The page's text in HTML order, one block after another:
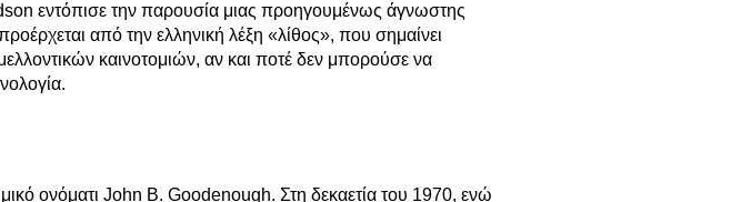
εντόπισε την παρουσία μιας προηγουμένως άγνωστης
από την ελληνική λέξη «λίθος», που σημαίνει
καινοτομιών, αν και ποτέ δεν μπορούσε να
ονόματι John B. Goodenough. Στη δεκαετία του 1970, ενώ